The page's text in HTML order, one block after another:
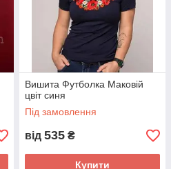
Вишита Футболка Маковій
цвіт синя
Під замовлення
від 535 ₴
Купити